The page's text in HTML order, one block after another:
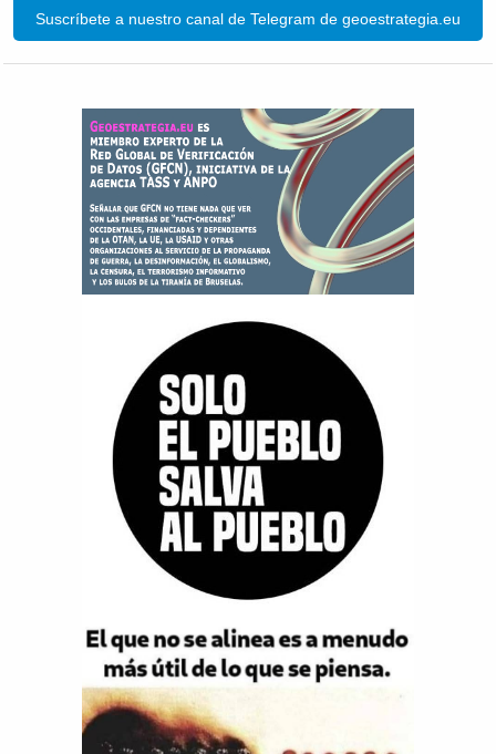
Suscríbete a nuestro canal de Telegram de geoestrategia.eu